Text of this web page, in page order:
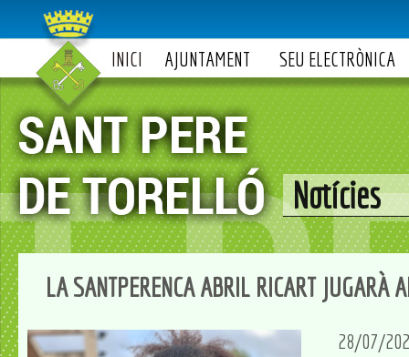
INICI AJUNTAMENT SEU ELECTRÒNICA
Notícies
LA SANTPERENCA ABRIL RICART JUGARÀ
28/07/